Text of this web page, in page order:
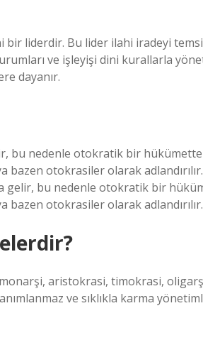
liderdir. Bu lider ilahi iradeyi
ve işleyişi dini kurallarla
dayanır.
bu nedenle otokratik bir
otokrasiler olarak
gelir, bu nedenle otokratik bir
otokrasiler olarak adlandırılır.
aristokrasi, timokrasi,
ve sıklıkla karma